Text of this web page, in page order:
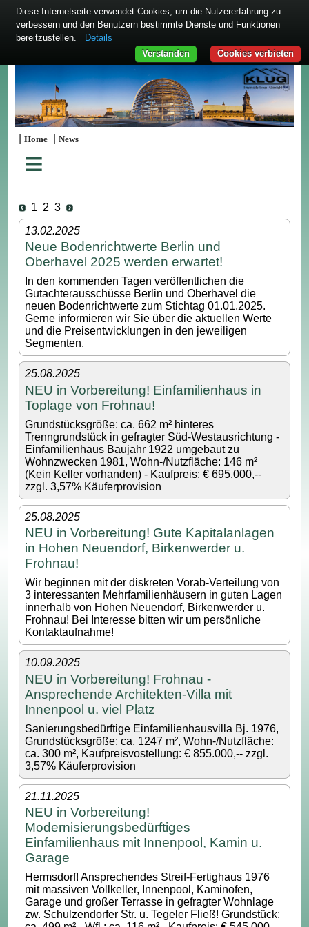
|Home |News
≡
1 2 3
13.02.2025
Neue Bodenrichtwerte Berlin und
Oberhavel 2025 werden erwartet!
In den kommenden Tagen veröffentlichen die
Gutachterausschüsse Berlin und Oberhavel die
neuen Bodenrichtwerte zum Stichtag 01.01.2025.
Gerne informieren wir Sie über die aktuellen Werte
und die Preisentwicklungen in den jeweiligen
Segmenten.
25.08.2025
NEU in Vorbereitung! Einfamilienhaus in
Toplage von Frohnau!
Grundstücksgröße: ca. 662 m² hinteres
Trenngrundstück in gefragter Süd-Westausrichtung -
Einfamilienhaus Baujahr 1922 umgebaut zu
Wohnzwecken 1981, Wohn-/Nutzfläche: 146 m²
(Kein Keller vorhanden) - Kaufpreis: € 695.000,--
zzgl. 3,57% Käuferprovision
25.08.2025
NEU in Vorbereitung! Gute Kapitalanlagen
in Hohen Neuendorf, Birkenwerder u.
Frohnau!
Wir beginnen mit der diskreten Vorab-Verteilung von
3 interessanten Mehrfamilienhäusern in guten Lagen
innerhalb von Hohen Neuendorf, Birkenwerder u.
Frohnau! Bei Interesse bitten wir um persönliche
Kontaktaufnahme!
10.09.2025
NEU in Vorbereitung! Frohnau -
Ansprechende Architekten-Villa mit
Innenpool u. viel Platz
Sanierungsbedürftige Einfamilienhausvilla Bj. 1976,
Grundstücksgröße: ca. 1247 m², Wohn-/Nutzfläche:
ca. 300 m², Kaufpreisvostellung: € 855.000,-- zzgl.
3,57% Käuferprovision
21.11.2025
NEU in Vorbereitung!
Modernisierungsbedürftiges
Einfamilienhaus mit Innenpool, Kamin u.
Garage
Hermsdorf! Ansprechendes Streif-Fertighaus 1976
mit massiven Vollkeller, Innenpool, Kaminofen,
Garage und großer Terrasse in gefragter Wohnlage
zw. Schulzendorfer Str. u. Tegeler Fließ! Grundstück:
Diese Internetseite verwendet Cookies, um die Nutzererfahrung zu
verbessern und den Benutzern bestimmte Dienste und Funktionen
bereitzustellen.
Details
Cookies verbieten
Verstanden